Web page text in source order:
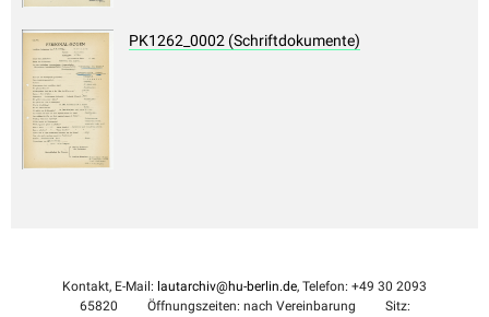
PK1262_0002 (Schriftdokumente)
Kontakt, E-Mail: lautarchiv@hu-berlin.de, Telefon: +49 30 2093
65820
Öffnungszeiten: nach Vereinbarung Sitz: